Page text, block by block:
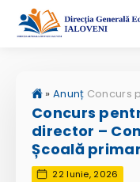
» Anunț
Concurs
director –
Școală
22 Iunie, 2026